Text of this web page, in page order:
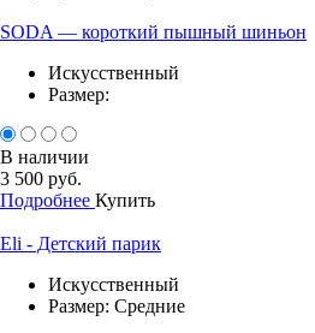
SODA — короткий пышный шиньон
Искусственный
Размер:
В наличии
3 500 руб.
Подробнее Купить
Eli - Детский парик
Искусственный
Размер: Средние